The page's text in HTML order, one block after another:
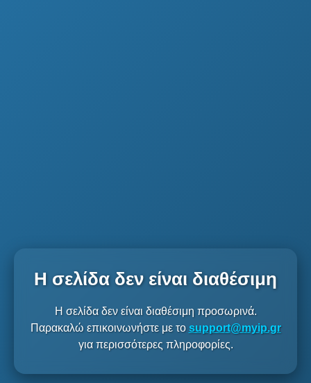
Η σελίδα δεν είναι διαθέσιμη
Η σελίδα δεν είναι διαθέσιμη προσωρινά.
Παρακαλώ επικοινωνήστε με το support@myip.gr
για περισσότερες πληροφορίες.